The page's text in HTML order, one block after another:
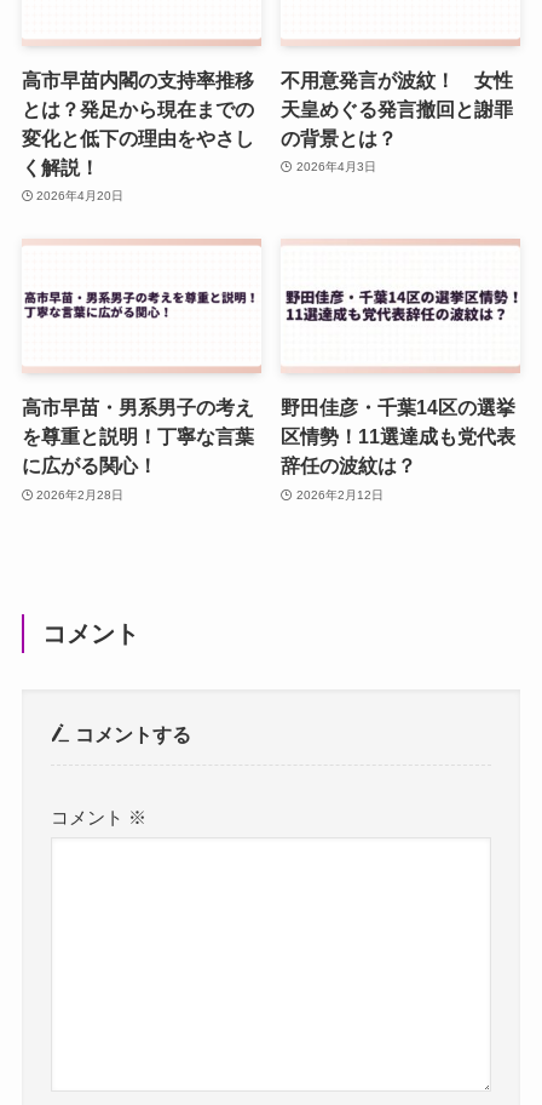
高市早苗内閣の支持率推移
とは？発足から現在までの
変化と低下の理由をやさし
く解説！
2026年4月20日
不用意発言が波紋！ 女性
天皇めぐる発言撤回と謝罪
の背景とは？
2026年4月3日
高市早苗・男系男子の考え
を尊重と説明！丁寧な言葉
に広がる関心！
2026年2月28日
野田佳彦・千葉14区の選挙
区情勢！11選達成も党代表
辞任の波紋は？
2026年2月12日
コメント
コメントする
コメント ※